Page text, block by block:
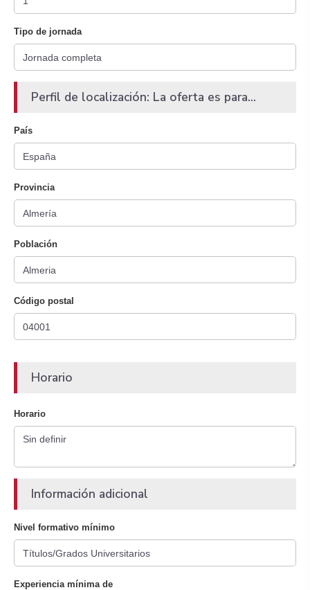
Tipo de jornada
Perfil de localización: La oferta es para...
País
Provincia
Población
Código postal
Horario
Horario
Información adicional
Nivel formativo mínimo
Experiencia mínima de